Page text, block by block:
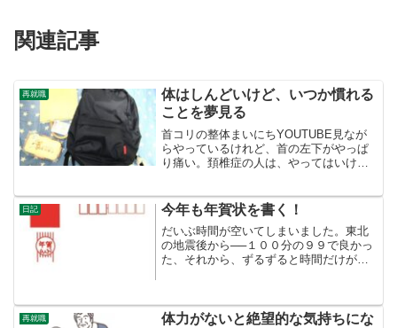
関連記事
再就職
体はしんどいけど、いつか慣れる
ことを夢見る
首コリの整体まいにちYOUTUBE見なが
らやっているけれど、首の左下がやっぱ
り痛い。頚椎症の人は、やってはいけな
ざもビミョーに痛い。変形性膝関節症で
すが、どうも自動車で...
日記 今年も年賀状を書く！
だいぶ時間が空いてしまいました。東北
の地震後から──１００分の９９で良かっ
た、それから、ずるずると時間だけが過
ない日ですが・・・。年賀状をそろそろ
準備しないといけないなあ...
再就職
体力がないと絶望的な気持ちにな